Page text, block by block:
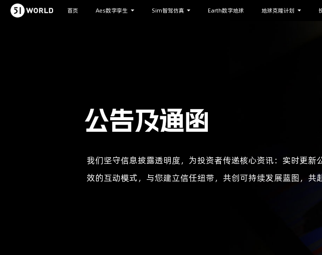
首页 Aes数字孪生 Sim智驾仿真 Earth数字地球 地球克隆计划
公告及通函
我们坚守信息披露透明度，为投资者传递核心资讯：实时更
效的互动模式，与您建立信任纽带，共创可持续发展蓝图，共